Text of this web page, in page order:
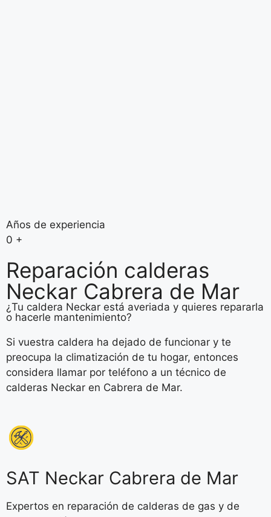
Años de experiencia
0 +
Reparación calderas
Neckar Cabrera de Mar
¿Tu caldera Neckar está averiada y quieres repararla
o hacerle mantenimiento?
Si vuestra caldera ha dejado de funcionar y te
preocupa la climatización de tu hogar, entonces
considera llamar por teléfono a un técnico de
calderas Neckar en Cabrera de Mar.
SAT Neckar Cabrera de Mar
Expertos en reparación de calderas de gas y de